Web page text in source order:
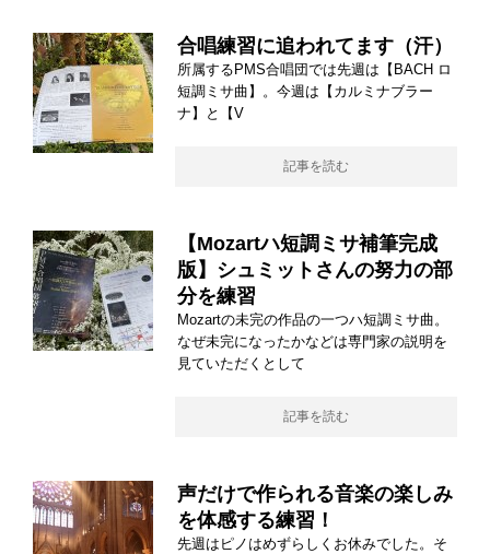
合唱練習に追われてます（汗）
所属するPMS合唱団では先週は【BACH ロ
短調ミサ曲】。今週は【カルミナブラー
ナ】と【V
記事を読む
【Mozartハ短調ミサ補筆完成
版】シュミットさんの努力の部
分を練習
Mozartの未完の作品の一つハ短調ミサ曲。
なぜ未完になったかなどは専門家の説明を
見ていただくとして
記事を読む
声だけで作られる音楽の楽しみ
を体感する練習！
先週はピノはめずらしくお休みでした。そ